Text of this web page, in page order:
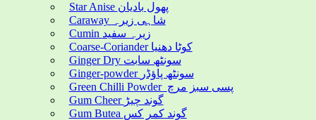
Star Anise پھول بادیان
Caraway شاہی زیرہ
Cumin زیرہ سفید
Coarse-Coriander کوٹا دھنیا
Ginger Dry سونٹھ سابت
Ginger-powder سونٹھ پاؤڈر
Green Chilli Powder پسی سبز مرچ
Gum Cheer گوند چیڑ
Gum Butea گوند کمر کس